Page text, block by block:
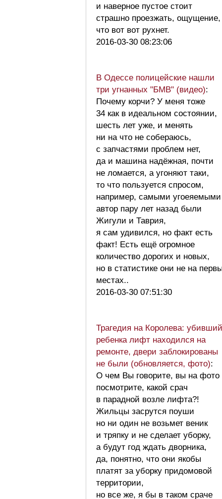
и наверное пустое стоит
страшно проезжать, ощущение,
что вот вот рухнет.
2016-03-30 08:23:06
В Одессе полицейские нашли
три угнанных "БМВ" (видео):
Почему корчи? У меня тоже
34 как в идеальном состоянии,
шесть лет уже, и менять
ни на что не собераюсь,
с запчастями проблем нет,
да и машина надёжная, почти
не ломается, а угоняют таки,
то что пользуется спросом,
например, самыми угоеяемыми
автор пару лет назад были
Жигули и Таврия,
я сам удивился, но факт есть
факт! Есть ещё огромное
количество дорогих и новых,
но в статистике они не на
местах..
2016-03-30 07:51:30
Трагедия на Королева: убивший
ребенка лифт находился на
ремонте, двери заблокированы
не были (обновляется, фото):
О чем Вы говорите, вы на фото
посмотрите, какой срач
в парадной возле лифта?!
Жильцы засрутся поуши
но ни один не возьмет веник
и тряпку и не сделает уборку,
а будут год ждать дворника,
да, понятно, что они якобы
платят за уборку придомовой
территории,
но все же, я бы в таком сраче